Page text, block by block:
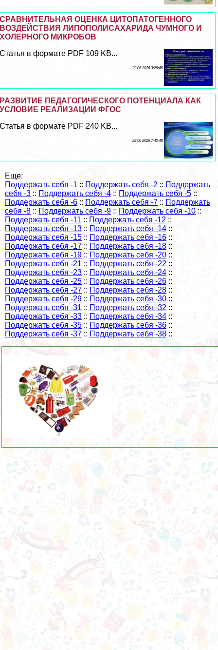
СРАВНИТЕЛЬНАЯ ОЦЕНКА ЦИТОПАТОГЕННОГО
ВОЗДЕЙСТВИЯ ЛИПОПОЛИСАХАРИДА ЧУМНОГО И
ХОЛЕРНОГО МИКРОБОВ
Статья в формате PDF 109 KB...
29 06 2026 3:26:46
РАЗВИТИЕ ПЕДАГОГИЧЕСКОГО ПОТЕНЦИАЛА КАК
УСЛОВИЕ РЕАЛИЗАЦИИ ФГОС
Статья в формате PDF 240 KB...
28 06 2026 7:42:48
Еще:
Поддержать себя -1 :: Поддержать себя -2 :: Поддержать
себя -3 :: Поддержать себя -4 :: Поддержать себя -5 ::
Поддержать себя -6 :: Поддержать себя -7 :: Поддержать
себя -8 :: Поддержать себя -9 :: Поддержать себя -10 ::
Поддержать себя -11 :: Поддержать себя -12 ::
Поддержать себя -13 :: Поддержать себя -14 ::
Поддержать себя -15 :: Поддержать себя -16 ::
Поддержать себя -17 :: Поддержать себя -18 ::
Поддержать себя -19 :: Поддержать себя -20 ::
Поддержать себя -21 :: Поддержать себя -22 ::
Поддержать себя -23 :: Поддержать себя -24 ::
Поддержать себя -25 :: Поддержать себя -26 ::
Поддержать себя -27 :: Поддержать себя -28 ::
Поддержать себя -29 :: Поддержать себя -30 ::
Поддержать себя -31 :: Поддержать себя -32 ::
Поддержать себя -33 :: Поддержать себя -34 ::
Поддержать себя -35 :: Поддержать себя -36 ::
Поддержать себя -37 :: Поддержать себя -38 ::